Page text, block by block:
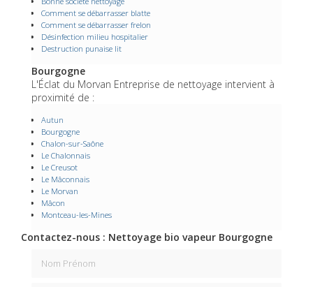
Comment se débarrasser blatte
Comment se débarrasser frelon
Désinfection milieu hospitalier
Destruction punaise lit
Bourgogne
L'Éclat du Morvan Entreprise de nettoyage intervient à
proximité de :
Autun
Bourgogne
Chalon-sur-Saône
Le Chalonnais
Le Creusot
Le Mâconnais
Le Morvan
Mâcon
Montceau-les-Mines
Contactez-nous : Nettoyage bio vapeur Bourgogne